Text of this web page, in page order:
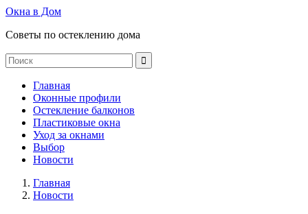
Окна в Дом
Советы по остеклению дома
Главная
Оконные профили
Остекление балконов
Пластиковые окна
Уход за окнами
Выбор
Новости
Главная
Новости